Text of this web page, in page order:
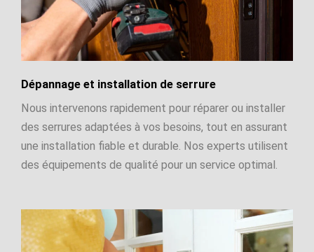
Dépannage et installation de serrure
Nous intervenons rapidement pour réparer ou installer
des serrures adaptées à vos besoins, tout en assurant
une installation fiable et durable. Nos experts utilisent
des équipements de qualité pour un service optimal.